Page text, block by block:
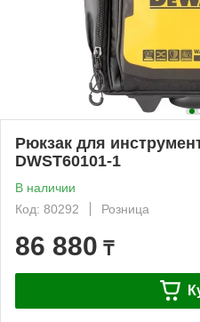
Рюкзак для
DWST60101-1
В наличии
Код: 80292
Розница
86 880 ₸